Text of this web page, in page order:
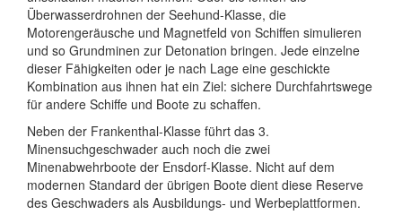
Überwasserdrohnen der Seehund-Klasse, die
Motorengeräusche und Magnetfeld von Schiffen simulieren
und so Grundminen zur Detonation bringen. Jede einzelne
dieser Fähigkeiten oder je nach Lage eine geschickte
Kombination aus ihnen hat ein Ziel: sichere Durchfahrtswege
für andere Schiffe und Boote zu schaffen.
Neben der Frankenthal-Klasse führt das 3.
Minensuchgeschwader auch noch die zwei
Minenabwehrboote der Ensdorf-Klasse. Nicht auf dem
modernen Standard der übrigen Boote dient diese Reserve
des Geschwaders als Ausbildungs- und Werbeplattformen.